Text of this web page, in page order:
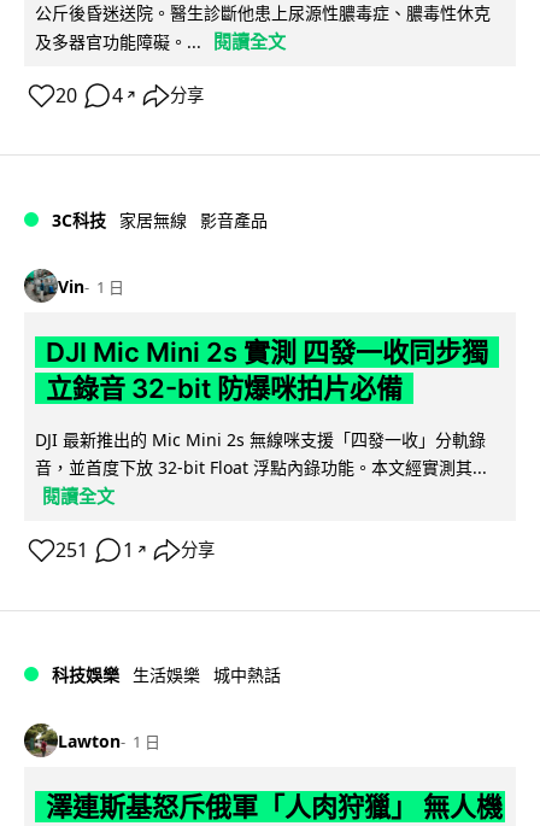
公斤後昏迷送院。醫生診斷他患上尿源性膿毒症、膿毒性休克
及多器官功能障礙。...
閱讀全文
20 4 ↗ 分享
3C科技 家居無線 影音產品
Vin 1 日
DJI Mic Mini 2s 實測 四發一收同步獨
立錄音 32-bit 防爆咪拍片必備
DJI 最新推出的 Mic Mini 2s 無線咪支援「四發一收」分軌錄
音，並首度下放 32-bit Float 浮點內錄功能。本文經實測其...
閱讀全文
251 1 ↗ 分享
科技娛樂 生活娛樂 城中熱話
Lawton 1 日
澤連斯基怒斥俄軍「人肉狩獵」 無人機